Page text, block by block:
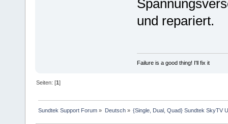
und repariert.
Failure is a good thing! I'll fix it
Seiten: [1]
Sundtek Support Forum » Deutsch» {Single, Dual, Quad} Sundtek SkyTV